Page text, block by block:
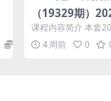
29.9
（19329期）
系统实战课｜基
号搭建×内容创
号×投放实战，
课程内容简介 本套
体系统全阶课程，
频与直播完整运营体
4 周前 0